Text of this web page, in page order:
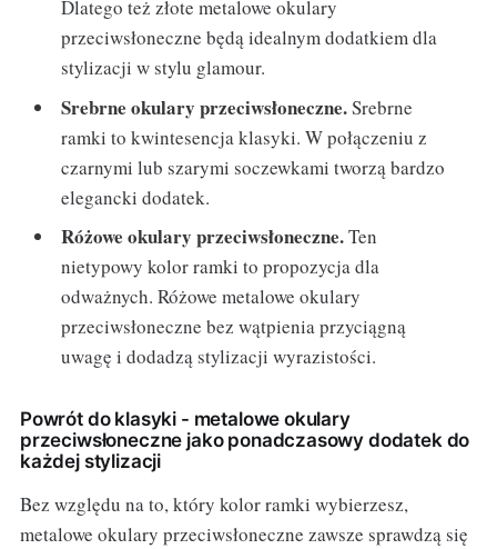
Dlatego też złote metalowe okulary
przeciwsłoneczne będą idealnym dodatkiem dla
stylizacji w stylu glamour.
Srebrne okulary przeciwsłoneczne.Srebrne
ramki to kwintesencja klasyki. W połączeniu z
czarnymi lub szarymi soczewkami tworzą bardzo
elegancki dodatek.
Różowe okulary przeciwsłoneczne.Ten
nietypowy kolor ramki to propozycja dla
odważnych. Różowe metalowe okulary
przeciwsłoneczne bez wątpienia przyciągną
uwagę i dodadzą stylizacji wyrazistości.
Powrót do klasyki - metalowe okulary
przeciwsłoneczne jako ponadczasowy dodatek do
każdej stylizacji
Bez względu na to, który kolor ramki wybierzesz,
metalowe okulary przeciwsłoneczne zawsze sprawdzą się